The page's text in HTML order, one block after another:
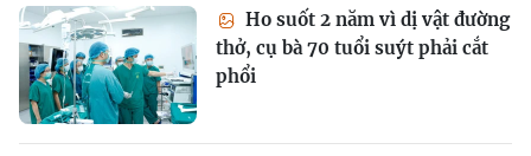
Ho suốt 2 năm vì dị vật đường
thở, cụ bà 70 tuổi suýt phải cắt
phổi